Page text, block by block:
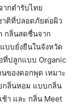
ากตำรับไทย
ติที่ปลอดภัยต่อผิว
กลิ่นสดชื่นจาก
บบยั่งยืนในจังหวัด
ที่ปลูกแบบ Organic
ของดอกพุด เหมาะ
ยกลิ่นหอม แบบกลิ่น
า และ กลิ่น Meet